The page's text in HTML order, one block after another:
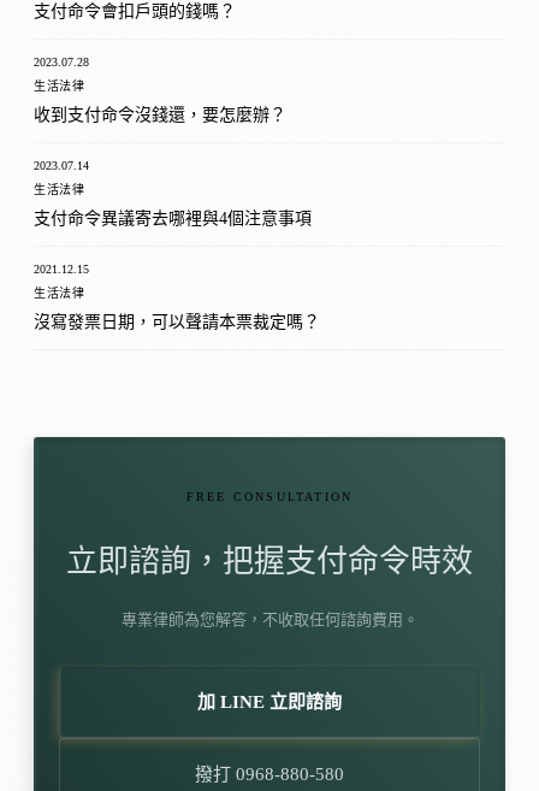
支付命令會扣戶頭的錢嗎？
2023.07.28
生活法律
收到支付命令沒錢還，要怎麼辦？
2023.07.14
生活法律
支付命令異議寄去哪裡與4個注意事項
2021.12.15
生活法律
沒寫發票日期，可以聲請本票裁定嗎？
FREE CONSULTATION
立即諮詢，把握支付命令時效
專業律師為您解答，不收取任何諮詢費用。
加 LINE 立即諮詢
撥打 0968-880-580